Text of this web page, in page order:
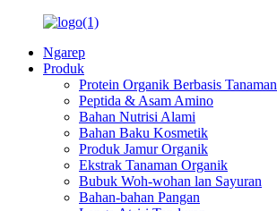
Ngarep
Produk
Protein Organik Berbasis Tanaman
Peptida & Asam Amino
Bahan Nutrisi Alami
Bahan Baku Kosmetik
Produk Jamur Organik
Ekstrak Tanaman Organik
Bubuk Woh-wohan lan Sayuran
Bahan-bahan Pangan